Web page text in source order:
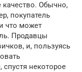
качество. Обычно,
покупатель
что может
Продавцы
и, пользуясь
спустя некоторое